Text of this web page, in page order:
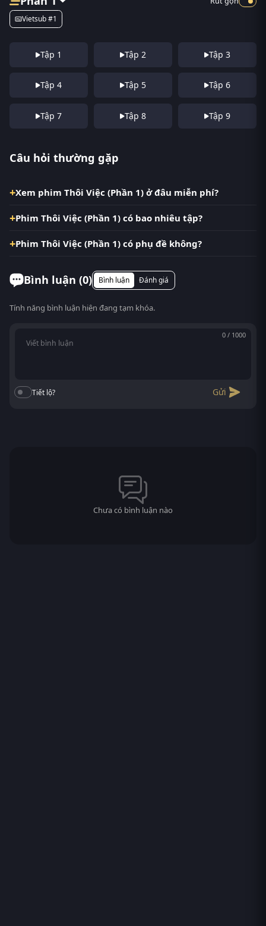
Vietsub #1
Tập 1 Tập 2 Tập 3
Tập 4 Tập 5 Tập 6
Tập 7 Tập 8 Tập 9
Câu hỏi thường gặp
Xem phim Thôi Việc (Phần 1) ở đâu miễn phí?
Phim Thôi Việc (Phần 1) có bao nhiêu tập?
Phim Thôi Việc (Phần 1) có phụ đề không?
Bình luận (0) Bình luận Đánh giá
Tính năng bình luận hiện đang tạm khóa.
0 / 1000
Tiết lộ? Gửi
Chưa có bình luận nào